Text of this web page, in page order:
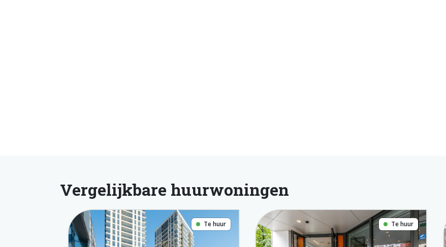
Vergelijkbare huurwoningen
Te huur Te huur